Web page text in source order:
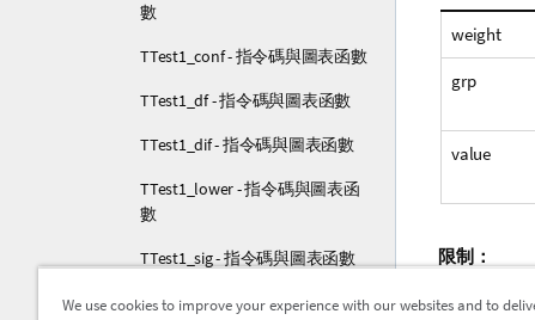
數
TTest1_conf - 指令碼與圖表函數
TTest1_df - 指令碼與圖表函數
TTest1_dif - 指令碼與圖表函數
TTest1_lower - 指令碼與圖表函
數
TTest1_sig - 指令碼與圖表函數
TTest1_sterr - 指令碼與圖表函數
weight
grp
value
限制：
運算式值中
We use cookies to improve your experience with our websites and to